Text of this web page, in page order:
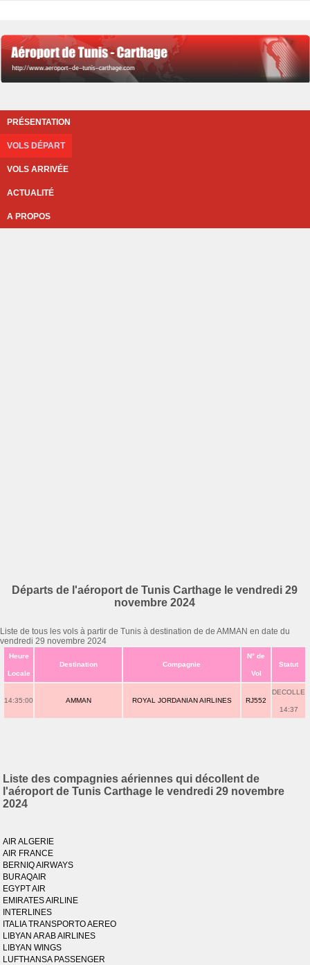
PRÉSENTATION
VOLS DÉPART
VOLS ARRIVÉE
ACTUALITÉ
A PROPOS
Départs de l'aéroport de Tunis Carthage le vendredi 29
novembre 2024
Liste de tous les vols à partir de Tunis à destination de de AMMAN en date du
vendredi 29 novembre 2024
Heure
Locale
Destination Compagnie
N° de
Vol
Statut
14:35:00 AMMAN ROYAL JORDANIAN AIRLINES RJ552
DECOLLE
14:37
Liste des compagnies aériennes qui décollent de
l'aéroport de Tunis Carthage le vendredi 29 novembre
2024
AIR ALGERIE
AIR FRANCE
BERNIQ AIRWAYS
BURAQAIR
EGYPT AIR
EMIRATES AIRLINE
INTERLINES
ITALIA TRANSPORTO AEREO
LIBYAN ARAB AIRLINES
LIBYAN WINGS
LUFTHANSA PASSENGER